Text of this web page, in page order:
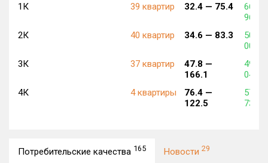
1К
39 квартир 32.4 — 75.4
669
968
2К
40 квартир 34.6 — 83.3
504
007
3К
37 квартир
47.8 —
166.1
499
041
4К
4 квартиры
76.4 —
122.5
571
734
Потребительские качества 165 Новости 29